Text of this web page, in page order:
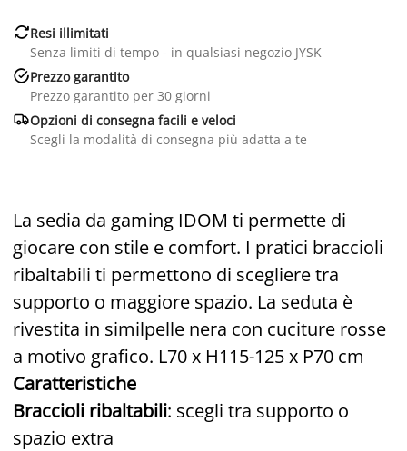
Resi illimitati
Senza limiti di tempo - in qualsiasi negozio JYSK
Prezzo garantito
Prezzo garantito per 30 giorni
Opzioni di consegna facili e veloci
Scegli la modalità di consegna più adatta a te
La sedia da gaming IDOM ti permette di
giocare con stile e comfort. I pratici braccioli
ribaltabili ti permettono di scegliere tra
supporto o maggiore spazio. La seduta è
rivestita in similpelle nera con cuciture rosse
a motivo grafico. L70 x H115-125 x P70 cm
Caratteristiche
Braccioli ribaltabili: scegli tra supporto o
spazio extra